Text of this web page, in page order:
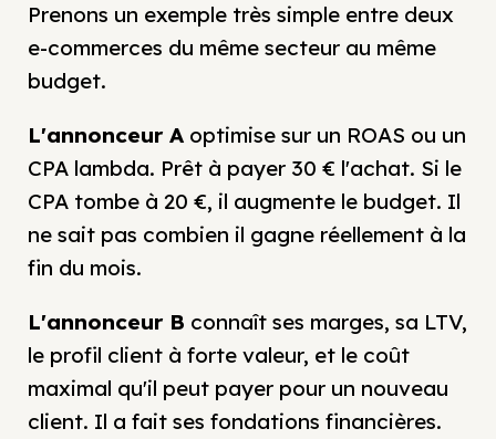
Prenons un exemple très simple entre deux
e-commerces du même secteur au même
budget.
L'annonceur A optimise sur un ROAS ou un
CPA lambda. Prêt à payer 30 € l'achat. Si le
CPA tombe à 20 €, il augmente le budget. Il
ne sait pas combien il gagne réellement à la
fin du mois.
L'annonceur B connaît ses marges, sa LTV,
le profil client à forte valeur, et le coût
maximal qu'il peut payer pour un nouveau
client. Il a fait ses fondations financières.